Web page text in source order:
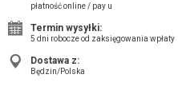
płatność online / pay u
Termin wysyłki:
5 dni robocze od zaksięgowania wpłaty
Dostawa z:
Będzin/Polska